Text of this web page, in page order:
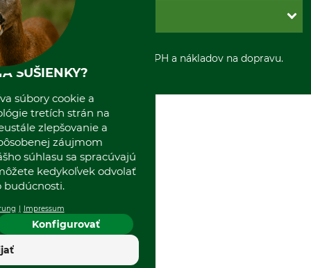
Ochrana osobnych udajov
Otváracie hodiny
Zrušenie objednávky
Dobierka
Platba vopred
Sepa-inkaso
Osobný odber
GRUBE S.R.O.
O nás
Predajňa
Kolektív GRUBE
Naše pobočky v Európe
*Všetky ceny sú vrátane DPH a nákladov na dopravu.
SUŠIENKY?
súbory cookie a
tretích strán na
zlepšovanie a
záujmom
súhlasu sa spracúvajú
kedykoľvek odvolať
budúcnosti.
Impressum
Konfigurovať